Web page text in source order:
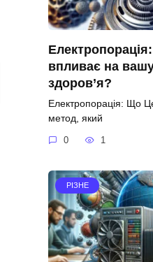
впливає на
здоров’я?
Електропорація: Що
метод, який
0 1
РІЗНЕ